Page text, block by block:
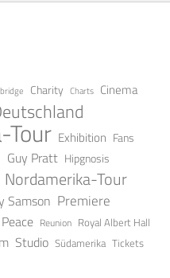
Charity Charts Cinema
Tour Exhibition Fans
Guy Pratt Hipgnosis
Nordamerika-Tour
Samson Premiere
Reunion Royal Albert Hall
Studio Südamerika Tickets